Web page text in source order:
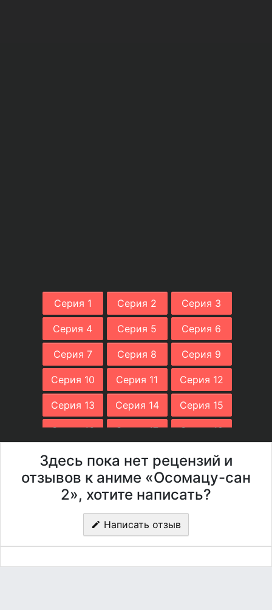
Серия 1 Серия 2 Серия 3
Серия 4 Серия 5 Серия 6
Серия 7 Серия 8 Серия 9
Серия 10 Серия 11 Серия 12
Серия 13 Серия 14 Серия 15
Серия 16 Серия 17 Серия 18
Серия 19 Серия 20 Серия 21
Серия 22 Серия 23 Серия 24
Здесь пока нет рецензий и
отзывов к аниме «Осомацу-сан
2», хотите написать?
Написать отзыв